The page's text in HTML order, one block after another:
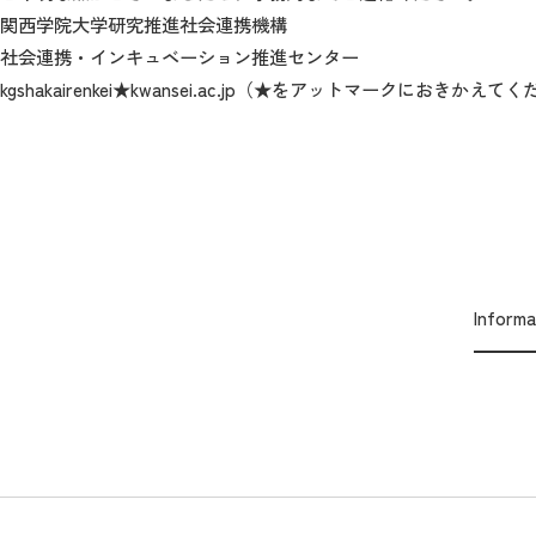
関西学院大学研究推進社会連携機構
社会連携・インキュベーション推進センター
kgshakairenkei★kwansei.ac.jp（★をアットマークにおきかえてくだ